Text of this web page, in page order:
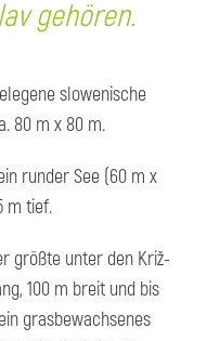
gehören.
slowenische
80 m x 80 m.
runder See (60 m x
m tief.
größte unter den Križ-
100 m breit und bis
grasbewachsenes